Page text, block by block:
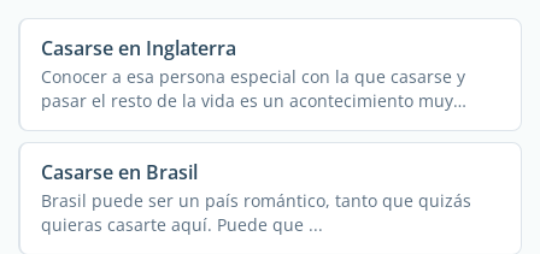
Casarse en Inglaterra
Conocer a esa persona especial con la que casarse y
pasar el resto de la vida es un acontecimiento muy
importante. ...
Casarse en Brasil
Brasil puede ser un país romántico, tanto que quizás
quieras casarte aquí. Puede que ...